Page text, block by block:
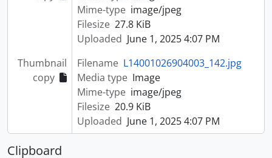
Mime-type image/jpeg
Filesize 27.8 KiB
Uploaded June 1, 2025 4:07 PM
Thumbnail
copy
Filename L14001026904003_142.jpg
Media type Image
Mime-type image/jpeg
Filesize 20.9 KiB
Uploaded June 1, 2025 4:07 PM
Clipboard